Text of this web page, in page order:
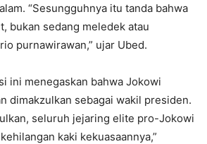
“Sesungguhnya itu tanda bahwa
bukan sedang meledek atau
purnawirawan,” ujar Ubed.
ini menegaskan bahwa Jokowi
dimakzulkan sebagai wakil presiden.
seluruh jejaring elite pro-Jokowi
kaki kekuasaannya,”